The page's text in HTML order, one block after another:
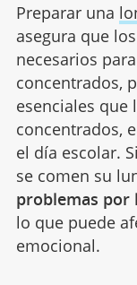
Preparar una
asegura que
necesarios
concentrados,
esenciales que
concentrados,
el día escolar.
se comen su
problemas por
lo que puede
emocional.